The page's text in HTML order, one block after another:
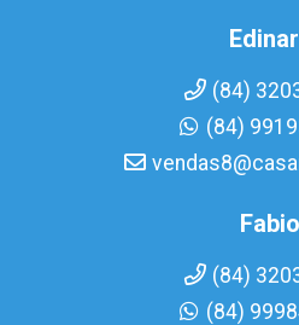
(84)
(84)
Fabio
(84)
(84)